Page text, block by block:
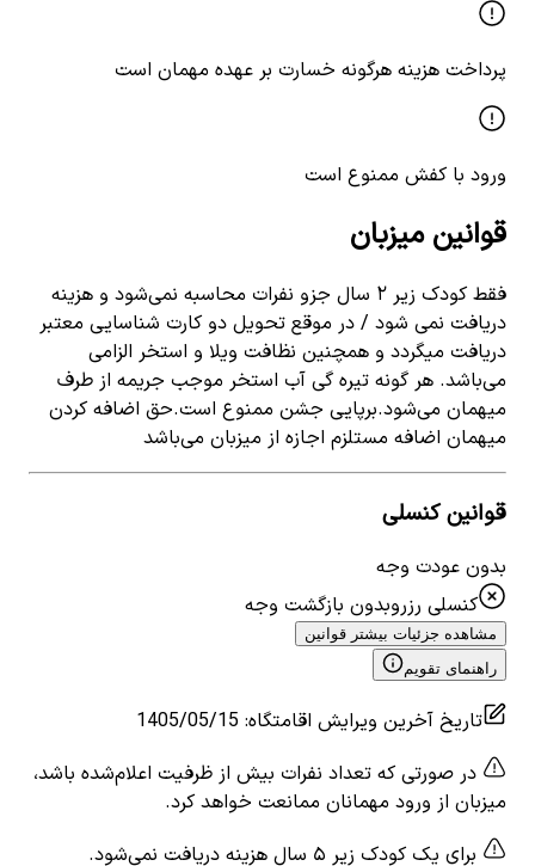
پرداخت هزینه هرگونه خسارت بر عهده مهمان است
ورود با کفش ممنوع است
قوانین میزبان
فقط کودک زیر ۲ سال جزو نفرات محاسبه نمی‌شود و هزینه
دریافت نمی شود / در موقع تحویل دو کارت شناسایی معتبر
دریافت میگردد و همچنین نظافت ویلا و استخر الزامی
می‌باشد. هر گونه تیره گی آب استخر موجب جریمه از طرف
میهمان می‌شود.برپایی جشن ممنوع است.حق اضافه کردن
میهمان اضافه مستلزم اجازه از میزبان می‌باشد
قوانین کنسلی
بدون عودت وجه
کنسلی رزروبدون بازگشت وجه
مشاهده جزئیات بیشتر قوانین
راهنمای تقویم
تاریخ آخرین ویرایش اقامتگاه:
1405/05/15
در صورتی که تعداد نفرات بیش از ظرفیت اعلام‌شده باشد،
میزبان از ورود مهمانان ممانعت خواهد کرد.
برای یک کودک زیر ۵ سال هزینه دریافت نمی‌شود.